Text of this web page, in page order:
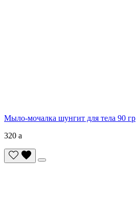
Мыло-мочалка шунгит для тела 90 гр
320 a